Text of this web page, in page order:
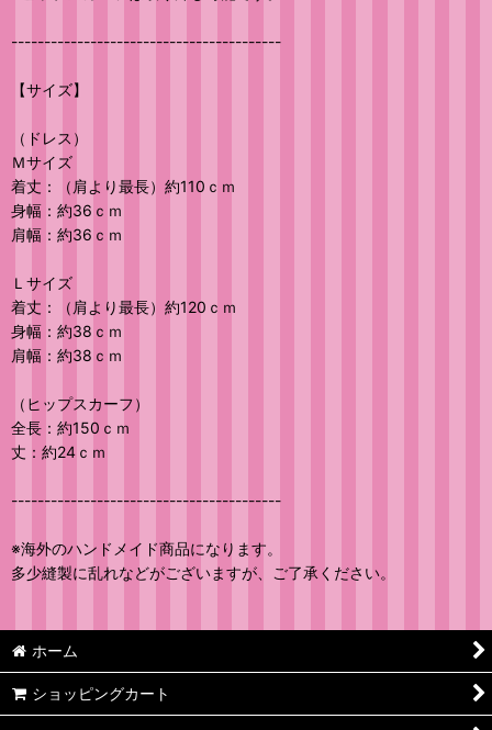
-----------------------------------------
【サイズ】
（ドレス）
Ｍサイズ
着丈：（肩より最長）約110ｃｍ
身幅：約36ｃｍ
肩幅：約36ｃｍ
Ｌサイズ
着丈：（肩より最長）約120ｃｍ
身幅：約38ｃｍ
肩幅：約38ｃｍ
（ヒップスカーフ）
全長：約150ｃｍ
丈：約24ｃｍ
-----------------------------------------
※海外のハンドメイド商品になります。
多少縫製に乱れなどがございますが、ご了承ください。
ホーム
ショッピングカート